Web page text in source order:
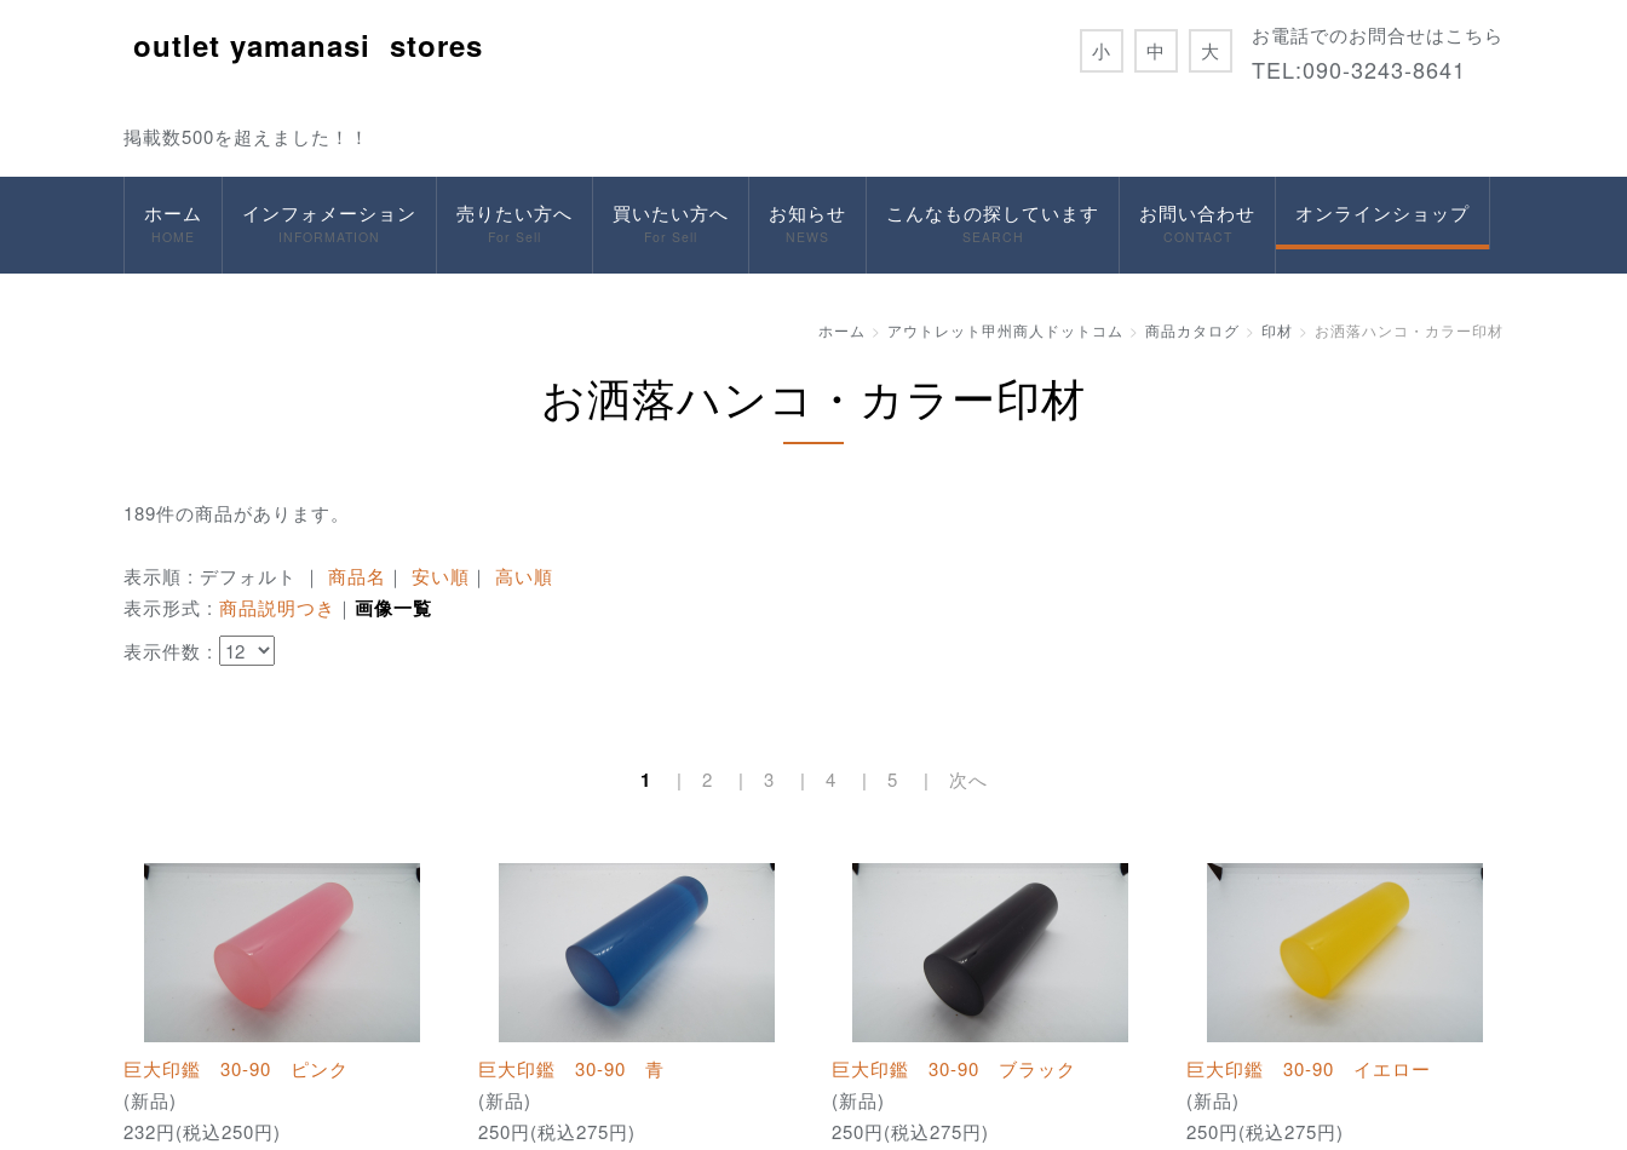
outlet yamanasi stores
掲載数500を超えました！！
お電話でのお問合せはこちら
TEL:090-3243-8641
小 中 大
ホーム
HOME
インフォメーション
INFORMATION
売りたい方へ
For Sell
買いたい方へ
For Sell
お知らせ
NEWS
こんなもの探しています
SEARCH
お問い合わせ
CONTACT
オンラインショップ
ホーム アウトレット甲州商人ドットコム 商品カタログ 印材 お洒落ハンコ・カラー印材
お洒落ハンコ・カラー印材
189件の商品があります。
表示順 : デフォルト ｜ 商品名 ｜ 安い順 ｜ 高い順
表示形式 : 商品説明つき ｜ 画像一覧
表示件数 :
1 2 3 4 5 次へ
巨大印鑑 30-90 ピンク
(新品)
232円(税込250円)
巨大印鑑 30-90 青
(新品)
250円(税込275円)
巨大印鑑 30-90 ブラック
(新品)
250円(税込275円)
巨大印鑑 30-90 イエロー
(新品)
250円(税込275円)